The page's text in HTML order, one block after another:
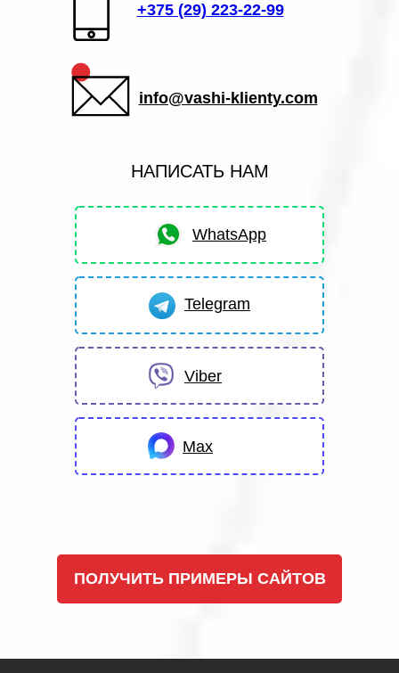
WhatsApp
Telegram
Max
info@vashi-klienty.com
+375 (29) 223-22-99
НАПИСАТЬ НАМ
Viber
ПОЛУЧИТЬ ПРИМЕРЫ САЙТОВ